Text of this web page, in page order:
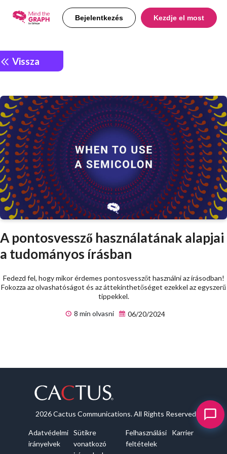
Bejelentkezés Kezdje el most
Vissza
A pontosvessző használatának alapjai
a tudományos írásban
Fedezd fel, hogy mikor érdemes pontosvesszőt használni az írásodban!
Fokozza az olvashatóságot és az áttekinthetőséget ezekkel az egyszerű
tippekkel.
8 min olvasni
06/20/2024
2026 Cactus Communications. All Rights Reserved
Adatvédelmi
irányelvek
Sütikre
vonatkozó
Felhasználási
feltételek
Karrier